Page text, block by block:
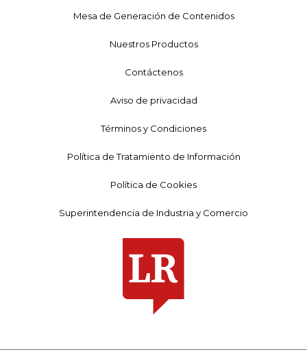
Mesa de Generación de Contenidos
Nuestros Productos
Contáctenos
Aviso de privacidad
Términos y Condiciones
Política de Tratamiento de Información
Política de Cookies
Superintendencia de Industria y Comercio